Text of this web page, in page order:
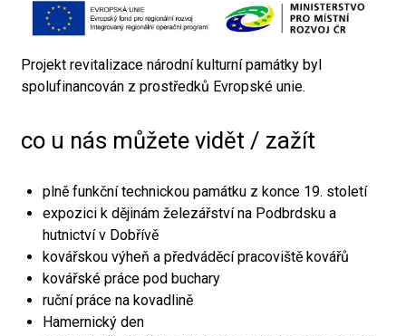
Projekt revitalizace národní kulturní památky byl
spolufinancován z prostředků Evropské unie.
co u nás můžete vidět / zažít
plně funkční technickou památku z konce 19. století
expozici k dějinám železářství na Podbrdsku a
hutnictví v Dobřívě
kovářskou výheň a předváděcí pracoviště kovářů
kovářské práce pod buchary
ruční práce na kovadlině
Hamernický den